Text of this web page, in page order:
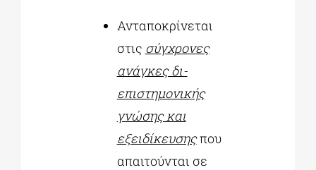
Ανταποκρίνεται
στις σύγχρονες
ανάγκες δι-
επιστημονικής
γνώσης και
εξειδίκευσηςπου
απαιτούνται σε